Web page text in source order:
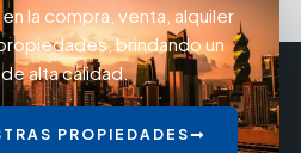
la compra, venta, alquiler
brindando un
alta calidad.
PROPIEDADES